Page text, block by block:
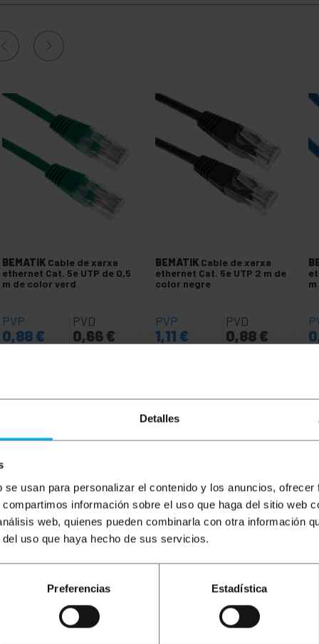
Detalles
usan para personalizar el contenido y los anuncios,
información sobre el uso que haga del sitio web
web, quienes pueden combinarla con otra información
uso que haya hecho de sus servicios.
Preferencias Estadística
BEMATIK Cable de xarxa
ethernet Cat. 5e UTP de 0,5
m de color verd
PVP
0,88€
PVD
0,66 €
Quantitat
BEMATIK Cable de xarxa
ethernet Cat. 5e UTP 2 m de
color negre
PVP
1,11 €
PVD
0,88 €
Quantitat
5e UTP (Cat.5e) de 0,5 m (50 cm) i de color negre
amb una coberta de PVC que actua com a
interconnectar dispositius que disposin de connexió
d'accés, servidors, discs durs en format NAS i